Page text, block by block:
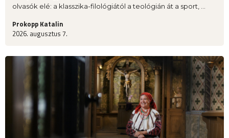
olvasók elé: a klasszika-filológiától a teológián át a sport, ...
Prokopp Katalin
2026. augusztus 7.